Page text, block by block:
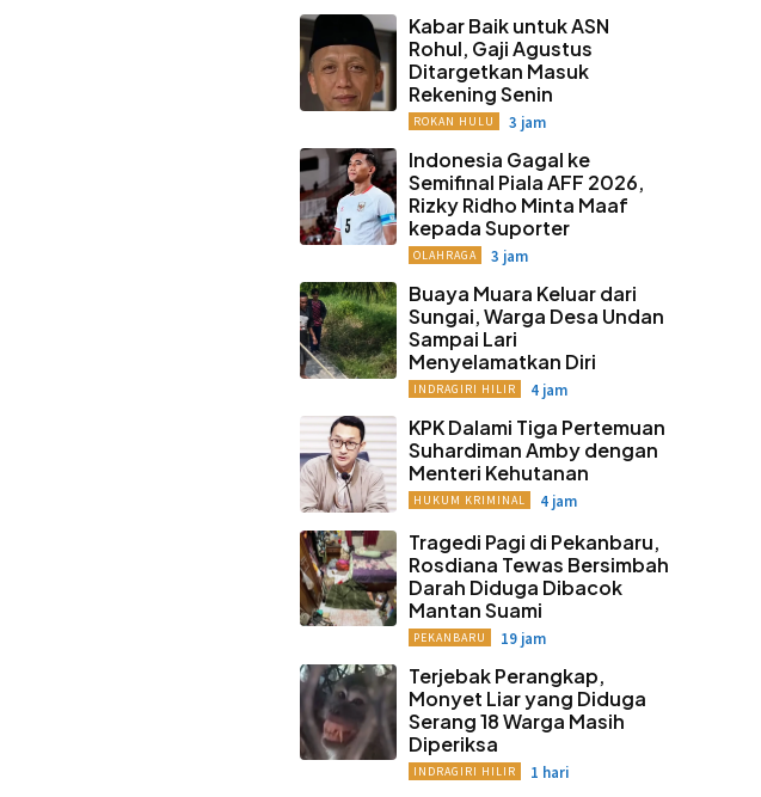
Kabar Baik untuk ASN
Rohul, Gaji Agustus
Ditargetkan Masuk
Rekening Senin
ROKAN HULU 3 jam
Indonesia Gagal ke
Semifinal Piala AFF 2026,
Rizky Ridho Minta Maaf
kepada Suporter
OLAHRAGA 3 jam
Buaya Muara Keluar dari
Sungai, Warga Desa Undan
Sampai Lari
Menyelamatkan Diri
INDRAGIRI HILIR 4 jam
KPK Dalami Tiga Pertemuan
Suhardiman Amby dengan
Menteri Kehutanan
HUKUM KRIMINAL 4 jam
Tragedi Pagi di Pekanbaru,
Rosdiana Tewas Bersimbah
Darah Diduga Dibacok
Mantan Suami
PEKANBARU 19 jam
Terjebak Perangkap,
Monyet Liar yang Diduga
Serang 18 Warga Masih
Diperiksa
INDRAGIRI HILIR 1 hari